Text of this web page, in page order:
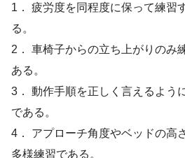
1． 疲労度を同程度に保って練習
る。
2． 車椅子からの立ち上がりのみ
ある。
3． 動作手順を正しく言えるよう
である。
4． アプローチ角度やベッドの高
多様練習である。